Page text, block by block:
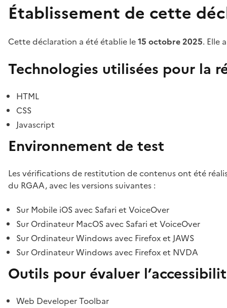
Établissement de cette
Cette déclaration a été établie le15 octobre 2025. Elle
Technologies utilisées pour la
HTML
CSS
Javascript
Environnement de test
Les vérifications de restitution de contenus ont été
du RGAA, avec les versions suivantes :
Sur Mobile iOS avec Safari et VoiceOver
Sur Ordinateur MacOS avec Safari et VoiceOver
Sur Ordinateur Windows avec Firefox et JAWS
Sur Ordinateur Windows avec Firefox et NVDA
Outils pour évaluer
Web Developer Toolbar